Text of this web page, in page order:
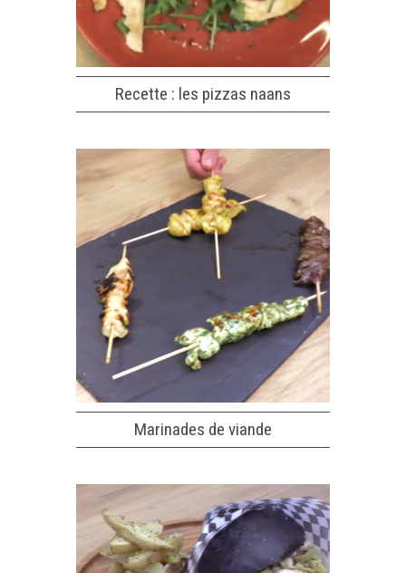
Recette : les pizzas naans
Marinades de viande